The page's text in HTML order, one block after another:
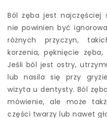
Ból zęba jest najczęściej
nie powinien być
różnych przyczyn,
korzenia, pęknięcie
Jeśli ból jest ostry,
lub nasila się przy
wizyta u dentysty. Ból
mówienie, ale może
części twarzy lub nawet